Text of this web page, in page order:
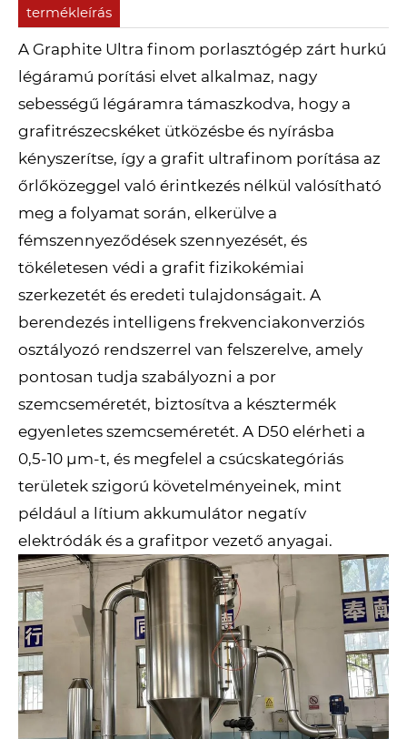
termékleírás
A Graphite Ultra finom porlasztógép zárt hurkú
légáramú porítási elvet alkalmaz, nagy
sebességű légáramra támaszkodva, hogy a
grafitrészecskéket ütközésbe és nyírásba
kényszerítse, így a grafit ultrafinom porítása az
őrlőközeggel való érintkezés nélkül valósítható
meg a folyamat során, elkerülve a
fémszennyeződések szennyezését, és
tökéletesen védi a grafit fizikokémiai
szerkezetét és eredeti tulajdonságait. A
berendezés intelligens frekvenciakonverziós
osztályozó rendszerrel van felszerelve, amely
pontosan tudja szabályozni a por
szemcseméretét, biztosítva a késztermék
egyenletes szemcseméretét. A D50 elérheti a
0,5-10 μm-t, és megfelel a csúcskategóriás
területek szigorú követelményeinek, mint
például a lítium akkumulátor negatív
elektródák és a grafitpor vezető anyagai.